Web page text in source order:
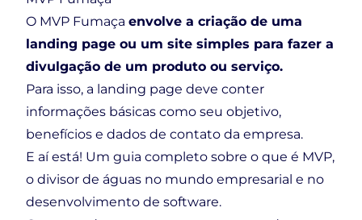
O MVP Fumaça envolve a criação de uma
landing page ou um site simples para fazer a
divulgação de um produto ou serviço.
Para isso, a landing page deve conter
informações básicas como seu objetivo,
benefícios e dados de contato da empresa.
E aí está! Um guia completo sobre o que é MVP,
o divisor de águas no mundo empresarial e no
desenvolvimento de software.